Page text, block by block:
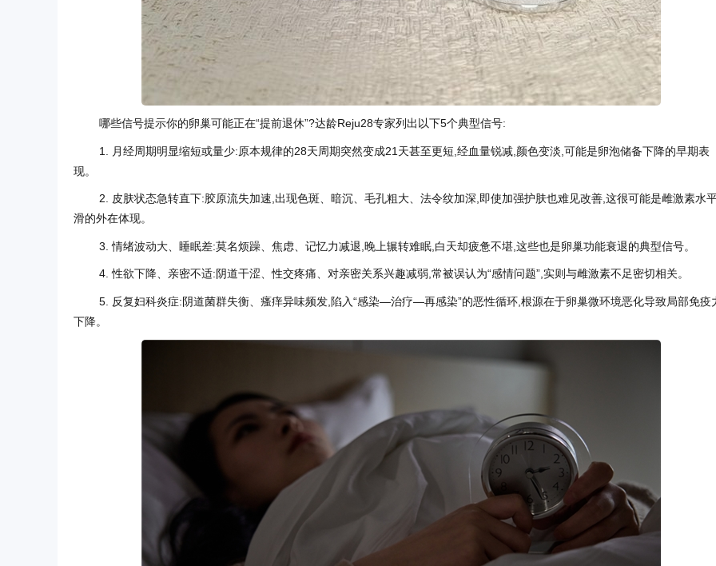
哪些信号提示你的卵巢可能正在“提前退休”?达龄Reju28专家列出以下5个典型信号:
1. 月经周期明显缩短或量少:原本规律的28天周期突然变成21天甚至更短,经血量锐减,颜色变淡,可能是卵泡储备下降的早期表
现。
2. 皮肤状态急转直下:胶原流失加速,出现色斑、暗沉、毛孔粗大、法令纹加深,即使加强护肤也难见改善,这很可能是雌激素水
滑的外在体现。
3. 情绪波动大、睡眠差:莫名烦躁、焦虑、记忆力减退,晚上辗转难眠,白天却疲惫不堪,这些也是卵巢功能衰退的典型信号。
4. 性欲下降、亲密不适:阴道干涩、性交疼痛、对亲密关系兴趣减弱,常被误认为“感情问题”,实则与雌激素不足密切相关。
5. 反复妇科炎症:阴道菌群失衡、瘙痒异味频发,陷入“感染—治疗—再感染”的恶性循环,根源在于卵巢微环境恶化导致局部免疫
下降。